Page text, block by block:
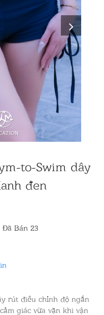
to-Swim dây
đen
Đã Bán 23
rút điều chỉnh độ ngắn
giác vừa vặn khi vận